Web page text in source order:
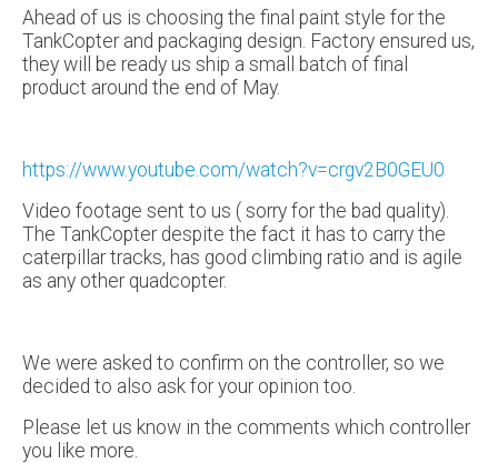
Ahead of us is choosing the final paint style for the
TankCopter and packaging design. Factory ensured us,
they will be ready us ship a small batch of final
product around the end of May.
https://www.youtube.com/watch?v=crgv2B0GEU0
Video footage sent to us ( sorry for the bad quality).
The TankCopter despite the fact it has to carry the
caterpillar tracks, has good climbing ratio and is agile
as any other quadcopter.
We were asked to confirm on the controller, so we
decided to also ask for your opinion too.
Please let us know in the comments which controller
you like more.